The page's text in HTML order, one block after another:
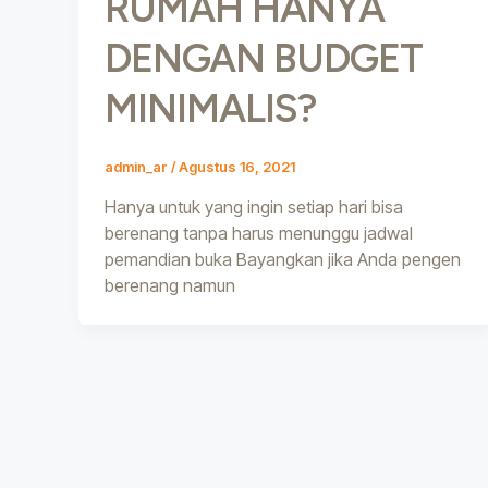
DENGAN BUDGET
MINIMALIS?
admin_ar /Agustus 16, 2021
Hanya untuk yang ingin setiap hari bisa
berenang tanpa harus menunggu jadwal
pemandian buka Bayangkan jika Anda pengen
berenang namun